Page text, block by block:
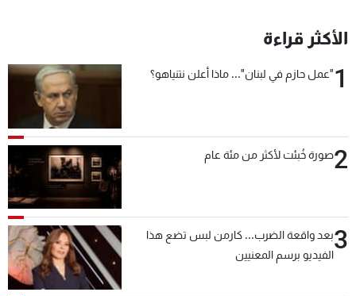
الأكثر قراءة
1"عمل حازم في لبنان"... ماذا أعلن نتنياهو؟
2صورة خُبئت لأكثر من مئة عام
3بعد واقعة الضرب... كارمن لبس تضع هذا
الفيديو برسم المعنيين